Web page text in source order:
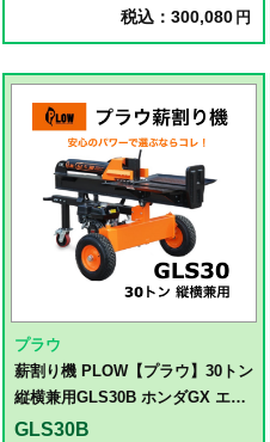
税込：300,080 円
プラウ
薪割り機 PLOW【プラウ】30トン
縦横兼用GLS30B ホンダGX エン
ジン 四つ割りアタッチメント付き
GLS30B